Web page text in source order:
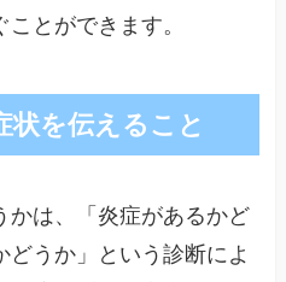
とができます。
状を伝えること
かは、「炎症があるかど
うか」という診断によ